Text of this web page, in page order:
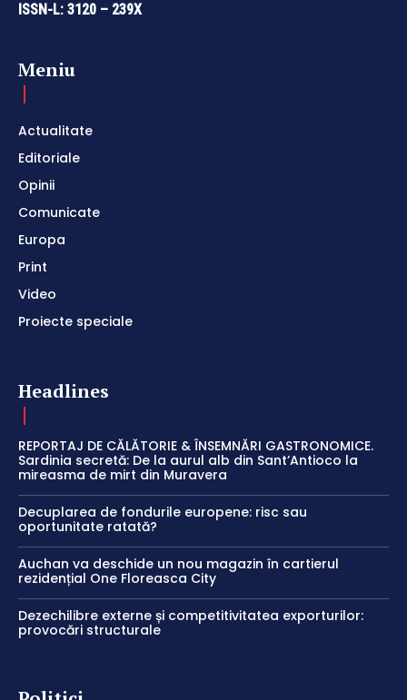
ISSN-L: 3120 – 239X
Meniu
Actualitate
Editoriale
Opinii
Comunicate
Europa
Print
Video
Proiecte speciale
Headlines
REPORTAJ DE CĂLĂTORIE & ÎNSEMNĂRI GASTRONOMICE.
Sardinia secretă: De la aurul alb din Sant’Antioco la
mireasma de mirt din Muravera
Decuplarea de fondurile europene: risc sau
oportunitate ratată?
Auchan va deschide un nou magazin în cartierul
rezidențial One Floreasca City
Dezechilibre externe și competitivitatea exporturilor:
provocări structurale